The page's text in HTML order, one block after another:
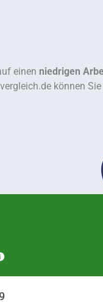
einen niedrigen
können